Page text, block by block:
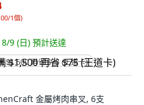
1個)
8/9 (日) 預計送達
$1,500 再省 $75 (王道卡)
金屬烤肉串叉, 6支